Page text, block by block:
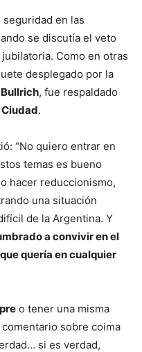
en las
se discutía el veto
Como en otras
desplegado por la
, fue respaldado
.
“No quiero entrar en
temas es bueno
hacer reduccionismo,
una situación
de la Argentina. Y
a convivir en el
quería en cualquier
o tener una misma
sobre coima
si es verdad,